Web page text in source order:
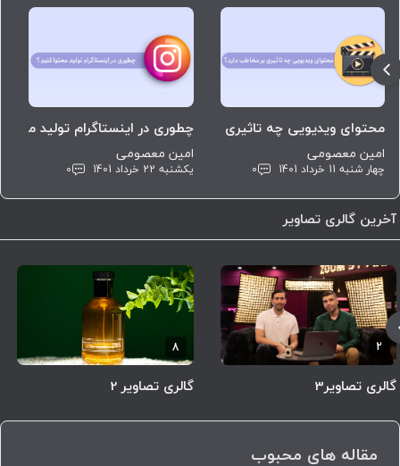
محتوای ویدیویی چه تاثیری بر مخاطب دارد؟
امین معصومی
چهار شنبه 11 خرداد 1401 0
چطوری در اینستاگرام تولید
امین معصومی
یکشنبه 22 خرداد 1401 0
آخرین گالری تصاویر
2
گالری تصاویر3
8
گالری تصاویر 2
مقاله های محبوب